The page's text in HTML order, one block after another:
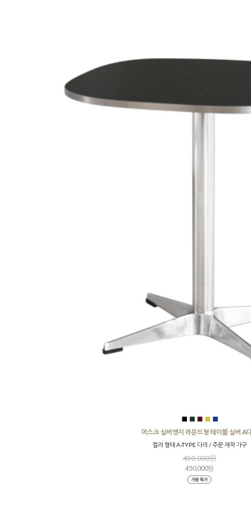
■ ■ ■ ■ ■
머스크 실버엣지 라운드형 테이블 실버 A
컬러 형태 A-TYPE 다리 / 주문 제작 가구
450,000원
450,000원